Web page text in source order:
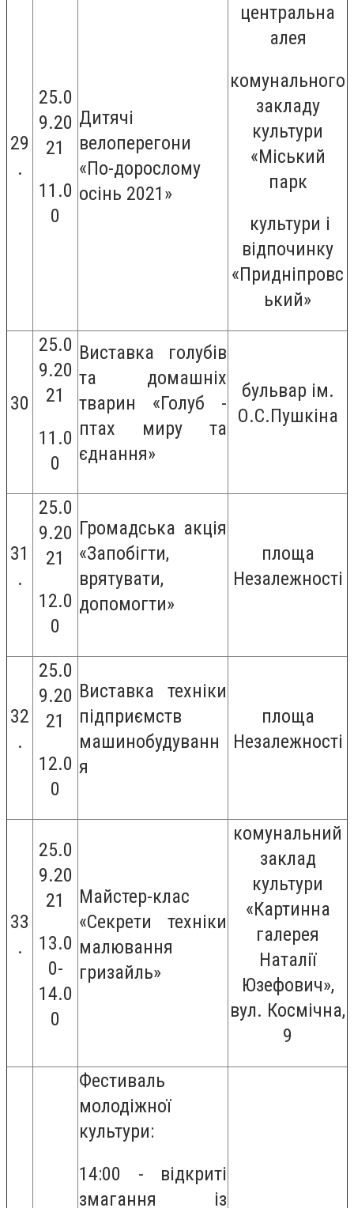
29
.
25.0
9.20
21
11.0
0
Дитячі
велоперегони
«По-дорослому
осінь 2021»
центральна
алея
комунального
закладу
культури
«Міський
парк
культури і
відпочинку
«Придніпровс
ький»
30
25.0
9.20
21
11.0
0
Виставка голубів
та домашніх
тварин «Голуб -
птах миру та
єднання»
бульвар ім.
О.С.Пушкіна
31
.
25.0
9.20
21
12.0
0
Громадська акція
«Запобігти,
врятувати,
допомогти»
площа
Незалежності
32
.
25.0
9.20
21
12.0
0
Виставка техніки
підприємств
машинобудуванн
я
площа
Незалежності
33
.
25.0
9.20
21
13.0
0-
14.0
0
Майстер-клас
«Секрети техніки
малювання
гризайль»
комунальний
заклад
культури
«Картинна
галерея
Наталії
Юзефович»,
вул. Космічна,
9
Фестиваль
молодіжної
культури:
14:00 - відкриті
змагання із